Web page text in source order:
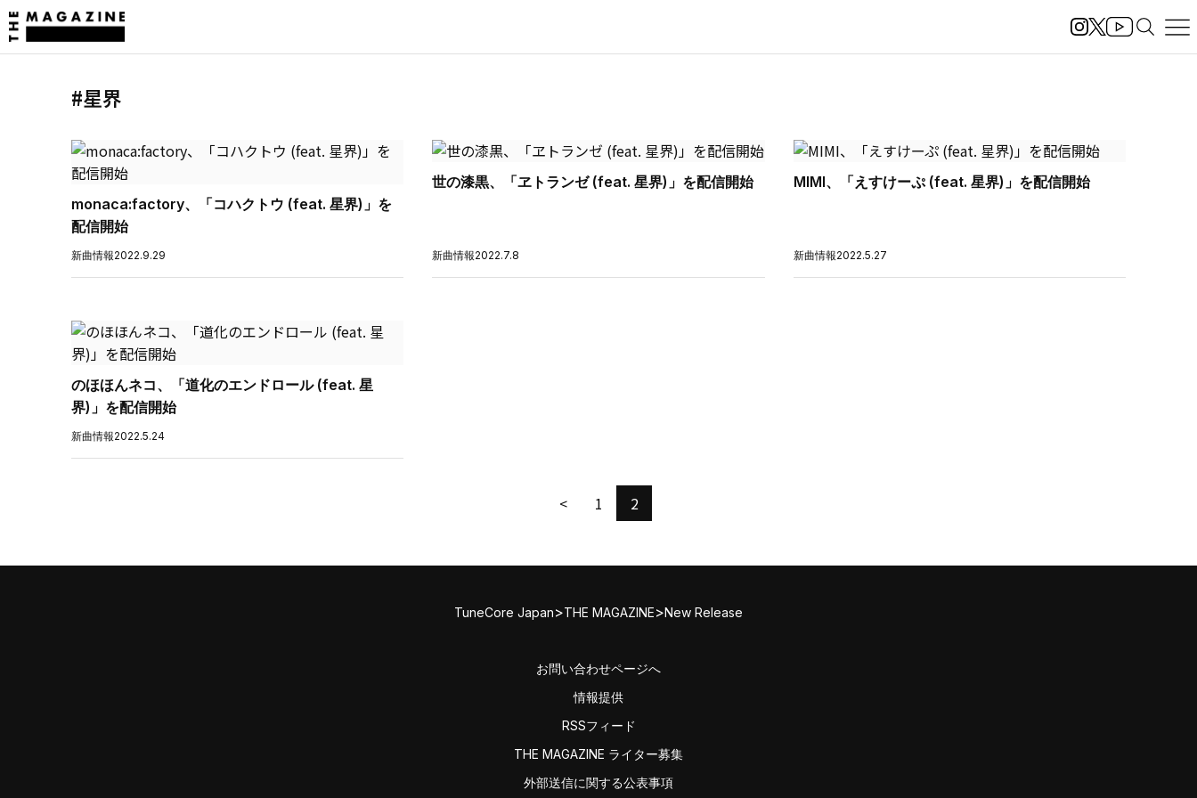
#星界
monaca:factory、「コハクトウ (feat. 星界)」を
配信開始
新曲情報2022.9.29
世の漆黒、「ヱトランゼ (feat. 星界)」を配信開始
新曲情報2022.7.8
MIMI、「えすけーぷ (feat. 星界)」を配信開始
新曲情報2022.5.27
のほほんネコ、「道化のエンドロール (feat. 星
界)」を配信開始
新曲情報2022.5.24
< 1 2
TuneCore Japan>THE MAGAZINE>New Release
お問い合わせページへ
情報提供
RSSフィード
THE MAGAZINE ライター募集
外部送信に関する公表事項